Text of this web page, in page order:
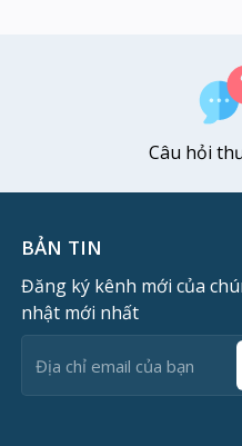
Câu hỏi
BẢN TIN
Đăng ký kênh mới của
nhật mới nhất